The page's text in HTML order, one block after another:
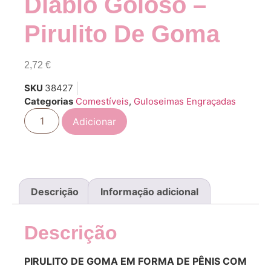
Pirulito De Goma
2,72 €
SKU 38427
Categorias Comestíveis, Guloseimas Engraçadas
Adicionar
Descrição Informação adicional
Descrição
PIRULITO DE GOMA EM FORMA DE PÊNIS COM